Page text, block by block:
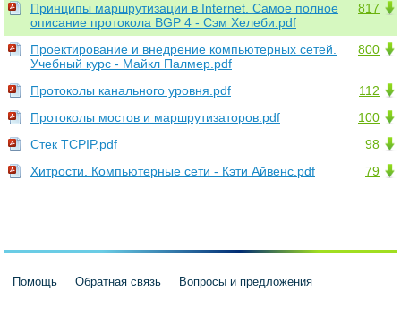
817
Принципы маршрутизации в Internet. Самое полное
описание протокола BGP 4 - Сэм Хелеби.pdf
800
Проектирование и внедрение компьютерных сетей.
Учебный курс - Майкл Палмер.pdf
112
Протоколы канального уровня.pdf
100
Протоколы мостов и маршрутизаторов.pdf
98
Стек TCPIP.pdf
79
Хитрости. Компьютерные сети - Кэти Айвенс.pdf
Помощь Обратная связь Вопросы и предложения